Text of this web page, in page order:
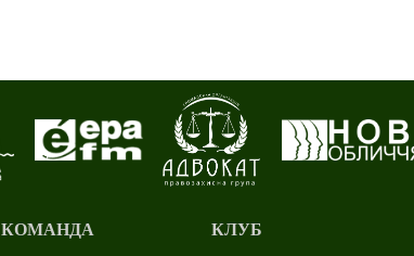
КОМАНДА
КЛУБ